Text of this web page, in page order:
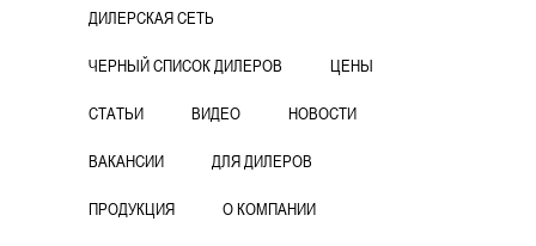
ДИЛЕРСКАЯ СЕТЬ
ЧЕРНЫЙ СПИСОК ДИЛЕРОВ ЦЕНЫ
СТАТЬИ ВИДЕО НОВОСТИ
ВАКАНСИИ ДЛЯ ДИЛЕРОВ
ПРОДУКЦИЯ О КОМПАНИИ